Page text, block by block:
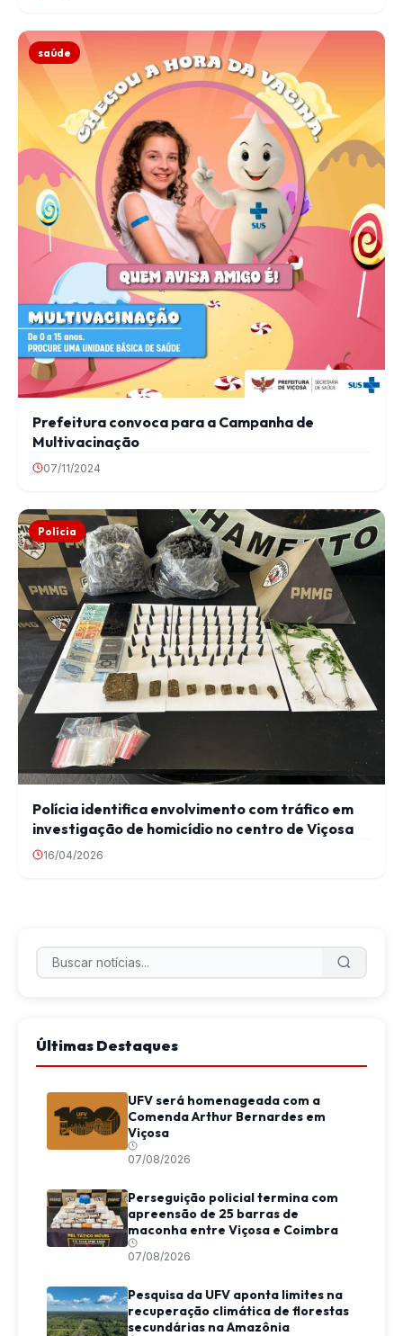
saúde
Prefeitura convoca para a Campanha de
Multivacinação
07/11/2024
Polícia
Polícia identifica envolvimento com tráfico em
investigação de homicídio no centro de Viçosa
16/04/2026
Últimas Destaques
UFV será homenageada com a
Comenda Arthur Bernardes em
Viçosa
07/08/2026
Perseguição policial termina com
apreensão de 25 barras de
maconha entre Viçosa e Coimbra
07/08/2026
Pesquisa da UFV aponta limites na
recuperação climática de florestas
secundárias na Amazônia